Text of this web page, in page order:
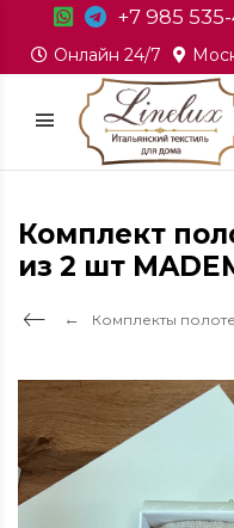
+7 985
Онлайн 24/7
Комплект
из 2 шт
Комплекты